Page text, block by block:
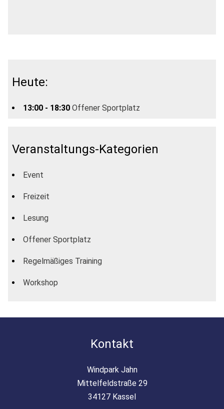
Heute:
13:00 - 18:30 Offener Sportplatz
Veranstaltungs-Kategorien
Event
Freizeit
Lesung
Offener Sportplatz
Regelmäßiges Training
Workshop
Kontakt
Windpark Jahn
Mittelfeldstraße 29
34127 Kassel